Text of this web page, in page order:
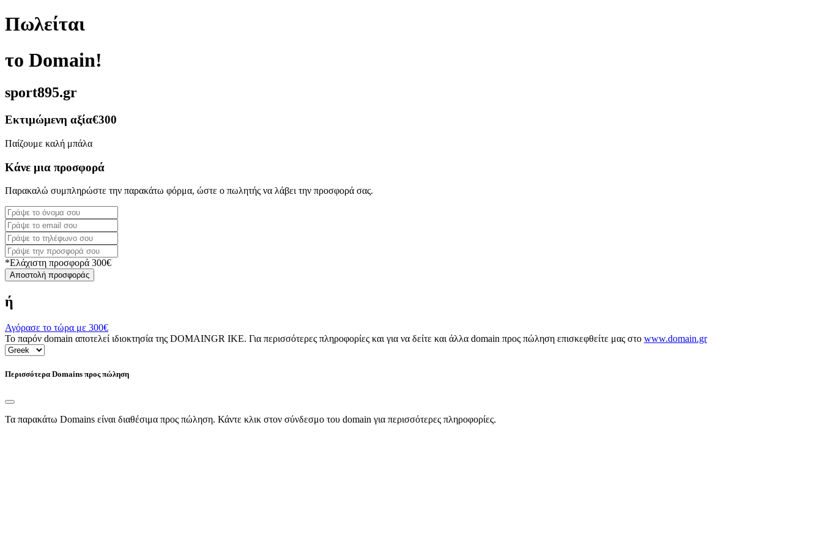
Πωλείται
το Domain!
sport895.gr
Εκτιμώμενη αξία€300
Παίζουμε καλή μπάλα
Κάνε μια προσφορά
Παρακαλώ συμπληρώστε την παρακάτω φόρμα, ώστε ο πωλητής να λάβει την προσφορά σας.
*Ελάχιστη προσφορά 300€
Αποστολή προσφοράς
ή
Αγόρασε το τώρα με 300€
Το παρόν domain αποτελεί ιδιοκτησία της DOMAINGR ΙΚΕ. Για περισσότερες πληροφορίες και για να δείτε και άλλα domain προς πώληση επισκεφθείτε μας στο www.domain.gr
Περισσότερα Domains προς πώληση
Τα παρακάτω Domains είναι διαθέσιμα προς πώληση. Κάντε κλικ στον σύνδεσμο του domain για περισσότερες πληροφορίες.